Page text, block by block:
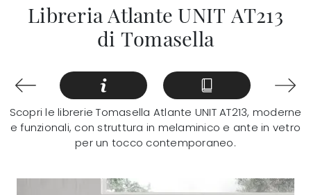
Libreria Atlante UNIT AT213
di Tomasella
Scopri le librerie Tomasella Atlante UNIT AT213, moderne
e funzionali, con struttura in melaminico e ante in vetro
per un tocco contemporaneo.